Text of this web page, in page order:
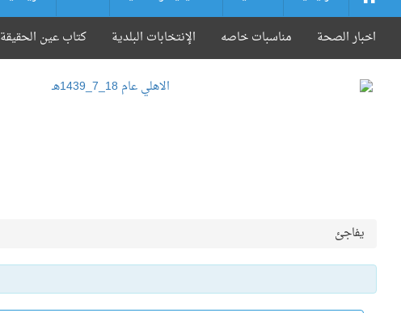
كتاب عين الحقيقة الإنتخابات البلدية مناسبات خاصه اخبار الصحة
يفاجئ